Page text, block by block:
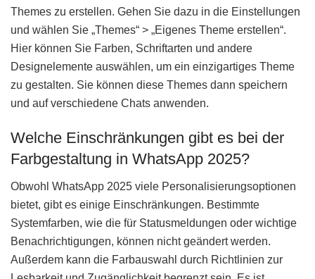
Themes zu erstellen. Gehen Sie dazu in die Einstellungen
und wählen Sie „Themes“ > „Eigenes Theme erstellen“.
Hier können Sie Farben, Schriftarten und andere
Designelemente auswählen, um ein einzigartiges Theme
zu gestalten. Sie können diese Themes dann speichern
und auf verschiedene Chats anwenden.
Welche Einschränkungen gibt es bei der
Farbgestaltung in WhatsApp 2025?
Obwohl WhatsApp 2025 viele Personalisierungsoptionen
bietet, gibt es einige Einschränkungen. Bestimmte
Systemfarben, wie die für Statusmeldungen oder wichtige
Benachrichtigungen, können nicht geändert werden.
Außerdem kann die Farbauswahl durch Richtlinien zur